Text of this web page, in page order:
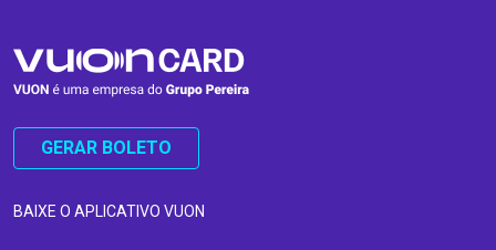
GERAR BOLETO
BAIXE O APLICATIVO VUON